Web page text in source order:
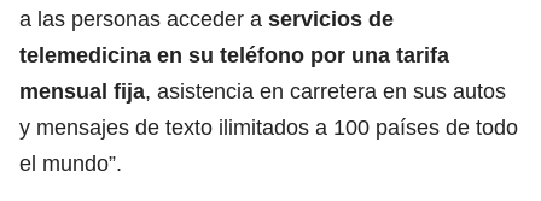
a las personas acceder a servicios de
telemedicina en su teléfono por una tarifa
mensual fija, asistencia en carretera en sus autos
y mensajes de texto ilimitados a 100 países de todo
el mundo”.